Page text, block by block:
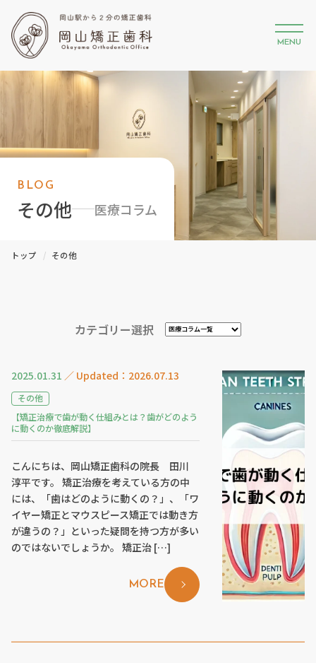
MENU
BLOG
その他 医療コラム
トップ その他
カテゴリー選択
2025.01.31 ／ Updated：2026.07.13
その他
【矯正治療で歯が動く仕組みとは？歯がどのよう
に動くのか徹底解説】
こんにちは、岡山矯正歯科の院長 田川
淳平です。 矯正治療を考えている方の中
には、「歯はどのように動くの？」、「ワ
イヤー矯正とマウスピース矯正では動き方
が違うの？」といった疑問を持つ方が多い
のではないでしょうか。 矯正治 […]
MORE